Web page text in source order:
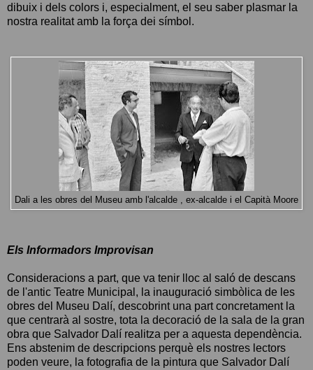
dibuix i dels colors i, especialment, el seu saber plasmar la
nostra realitat amb la força dei símbol.
Dali a les obres del Museu amb l'alcalde , ex-alcalde i el Capità Moore
Els Informadors Improvisan
Consideracions a part, que va tenir lloc al saló de descans
de l'antic Teatre Municipal, la inauguració simbòlica de les
obres del Museu Dalí, descobrint una part concretament la
que centrarà al sostre, tota la decoració de la sala de la gran
obra que Salvador Dalí realitza per a aquesta dependència.
Ens abstenim de descripcions perquè els nostres lectors
poden veure, la fotografia de la pintura que Salvador Dalí